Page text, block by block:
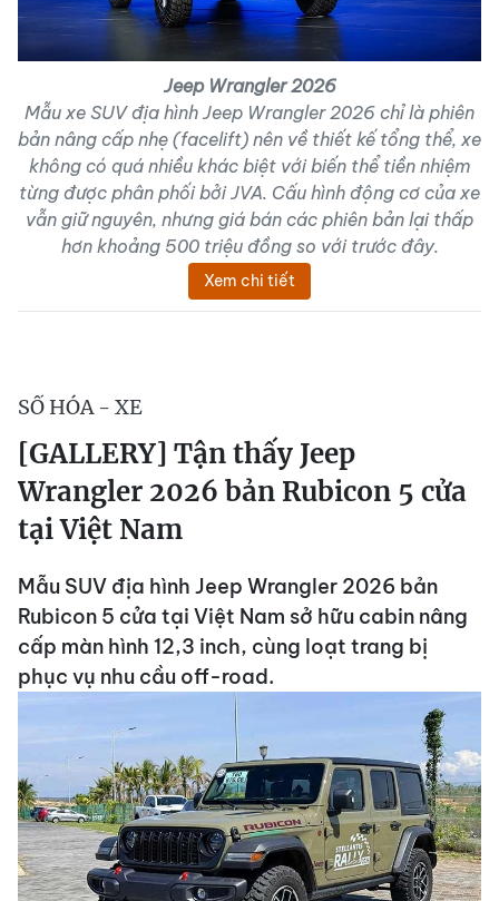
Jeep Wrangler 2026
Mẫu xe SUV địa hình Jeep Wrangler 2026 chỉ là phiên
bản nâng cấp nhẹ (facelift) nên về thiết kế tổng thể, xe
không có quá nhiều khác biệt với biến thể tiền nhiệm
từng được phân phối bởi JVA. Cấu hình động cơ của xe
vẫn giữ nguyên, nhưng giá bán các phiên bản lại thấp
hơn khoảng 500 triệu đồng so với trước đây.
Xem chi tiết
SỐ HÓA - XE
[GALLERY] Tận thấy Jeep
Wrangler 2026 bản Rubicon 5 cửa
tại Việt Nam
Mẫu SUV địa hình Jeep Wrangler 2026 bản
Rubicon 5 cửa tại Việt Nam sở hữu cabin nâng
cấp màn hình 12,3 inch, cùng loạt trang bị
phục vụ nhu cầu off-road.